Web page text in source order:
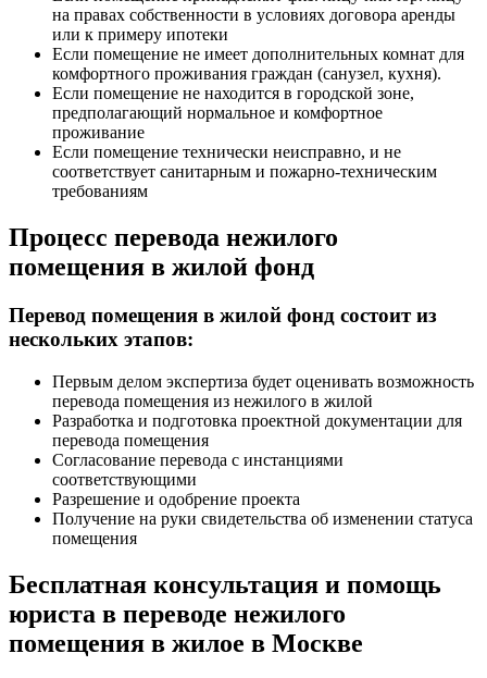
на правах собственности в условиях договора аренды
или к примеру ипотеки
Если помещение не имеет дополнительных комнат для
комфортного проживания граждан (санузел, кухня).
Если помещение не находится в городской зоне,
предполагающий нормальное и комфортное
проживание
Если помещение технически неисправно, и не
соответствует санитарным и пожарно-техническим
требованиям
Процесс перевода нежилого
помещения в жилой фонд
Перевод помещения в жилой фонд состоит из
нескольких этапов:
Первым делом экспертиза будет оценивать возможность
перевода помещения из нежилого в жилой
Разработка и подготовка проектной документации для
перевода помещения
Согласование перевода с инстанциями
соответствующими
Разрешение и одобрение проекта
Получение на руки свидетельства об изменении статуса
помещения
Бесплатная консультация и помощь
юриста в переводе нежилого
помещения в жилое в Москве